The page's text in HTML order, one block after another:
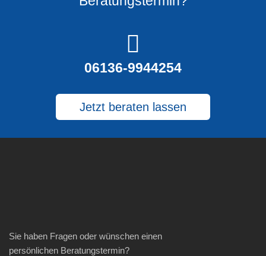
06136-9944254
Jetzt beraten lassen
Sie haben Fragen oder wünschen einen
persönlichen Beratungstermin?